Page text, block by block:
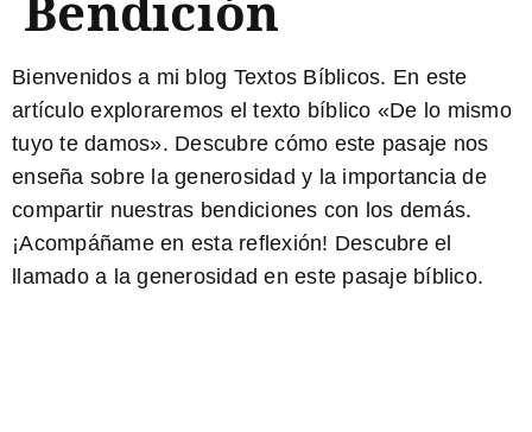
Bienvenidos a mi blog Textos Bíblicos. En este
artículo exploraremos el texto bíblico «De lo mismo
tuyo te damos». Descubre cómo este pasaje nos
enseña sobre la generosidad y la importancia de
compartir nuestras bendiciones con los demás.
¡Acompáñame en esta reflexión! Descubreel
llamado a lagenerosidad en este pasaje bíblico.